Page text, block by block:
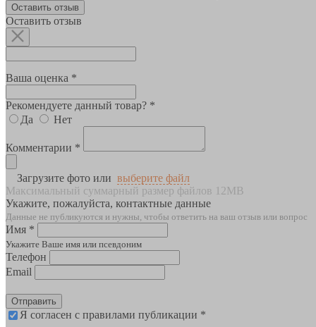
Оставить отзыв
Оставить отзыв
Ваша оценка *
Рекомендуете данный товар? *
Да
Нет
Комментарии *
Загрузите фото или выберите файл
Максимальный суммарный размер файлов 12MB
Укажите, пожалуйста, контактные данные
Данные не публикуются и нужны, чтобы ответить на ваш отзыв или вопрос
Имя *
Укажите Ваше имя или псевдоним
Телефон
Email
Отправить
Я согласен с правилами публикации *